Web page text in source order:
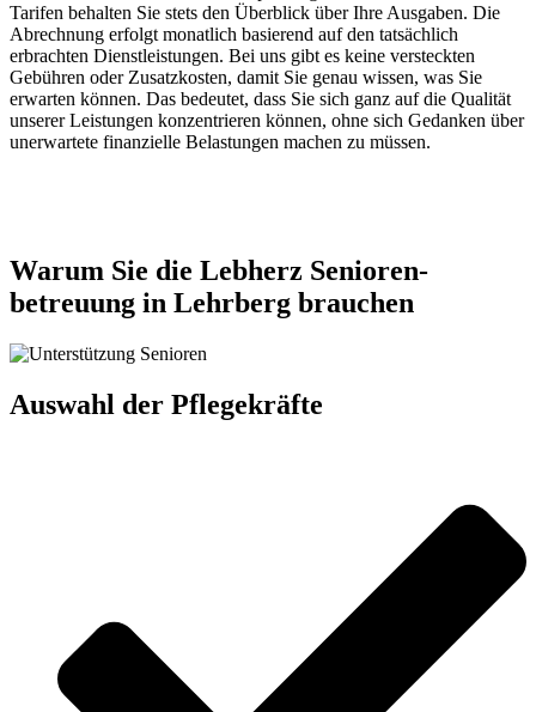
Tarifen behalten Sie stets den Überblick über Ihre Ausgaben. Die
Abrechnung erfolgt monatlich basierend auf den tatsächlich
erbrachten Dienstleistungen. Bei uns gibt es keine versteckten
Gebühren oder Zusatzkosten, damit Sie genau wissen, was Sie
erwarten können. Das bedeutet, dass Sie sich ganz auf die Qualität
unserer Leistungen konzentrieren können, ohne sich Gedanken über
unerwartete finanzielle Belastungen machen zu müssen.
Warum Sie die Lebherz Senioren­
betreuung in Lehrberg brauchen
Auswahl der Pflegekräfte